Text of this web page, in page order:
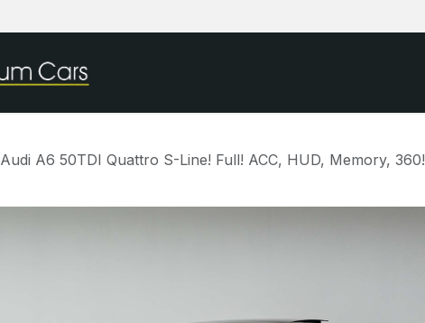
Audi A6 50TDI Quattro S-Line! Full! ACC, HUD, Memory, 360!